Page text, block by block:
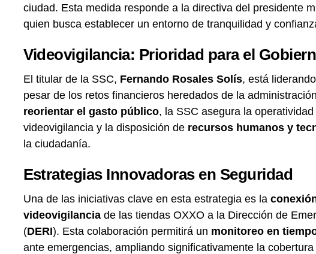
ciudad. Esta medida responde a la directiva del presidente
quien busca establecer un entorno de tranquilidad y
Videovigilancia: Prioridad para el
El titular de la SSC, Fernando Rosales Solís, está
pesar de los retos financieros heredados de la
reorientar el gasto público, la SSC asegura la
videovigilancia y la disposición de recursos humanos y
la ciudadanía.
Estrategias Innovadoras en Seguridad
Una de las iniciativas clave en esta estrategia es la
videovigilanciade las tiendas OXXO a la Dirección de
(DERI). Esta colaboración permitirá un monitoreo en
ante emergencias, ampliando significativamente la